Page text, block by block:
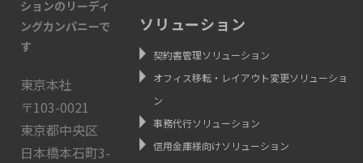
ションのリーディ
ングカンパニーで
す
東京本社
〒103-0021
東京都中央区
日本橋本石町3-
ソリューション
契約書管理ソリューション
オフィス移転・レイアウト変更ソリューショ
ン
事務代行ソリューション
信用金庫様向けソリューション